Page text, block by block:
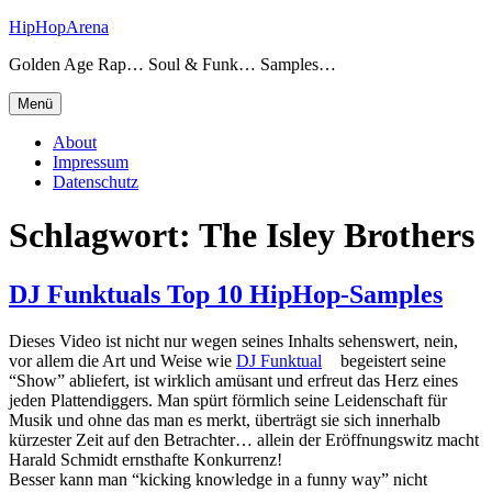
Zum
springen
HipHopArena
Golden Age Rap… Soul & Funk… Samples…
Menü
About
Impressum
Datenschutz
Schlagwort: The Isley Brothers
DJ Funktuals Top 10 HipHop-Samples
Dieses Video ist nicht nur wegen seines Inhalts sehenswert, nein,
vor allem die Art und Weise wie DJ Funktual
begeistert seine
“Show” abliefert, ist wirklich amüsant und erfreut das Herz eines
jeden Plattendiggers. Man spürt förmlich seine Leidenschaft für
Musik und ohne das man es merkt, überträgt sie sich innerhalb
kürzester Zeit auf den Betrachter… allein der Eröffnungswitz macht
Harald Schmidt ernsthafte Konkurrenz!
Besser kann man “kicking knowledge in a funny way” nicht